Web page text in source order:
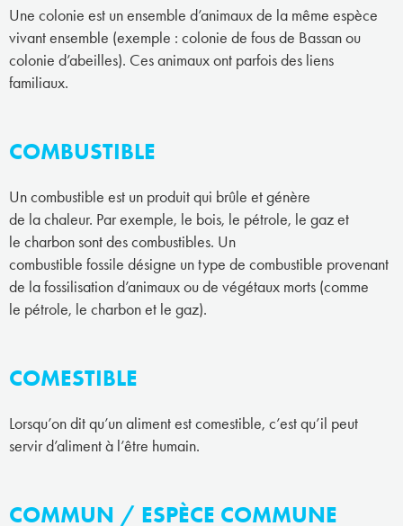
Une colonie est un ensemble d’animaux de la même espèce
vivant ensemble (exemple : colonie de fous de Bassan ou
colonie d’abeilles). Ces animaux ont parfois des liens
familiaux.
COMBUSTIBLE
Un combustible est un produit qui brûle et génère
de la chaleur. Par exemple, le bois, le pétrole, le gaz et
le charbon sont des combustibles. Un
combustible fossile désigne un type de combustible provenant
de la fossilisation d’animaux ou de végétaux morts (comme
le pétrole, le charbon et le gaz).
COMESTIBLE
Lorsqu’on dit qu’un aliment est comestible, c’est qu’il peut
servir d’aliment à l’être humain.
COMMUN / ESPÈCE COMMUNE